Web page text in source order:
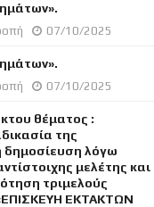
07/10/2025
07/10/2025
θέματος :
της
δημοσίευση λόγω
μελέτης και
τριμελούς
ΕΚΤΑΚΤΩΝ